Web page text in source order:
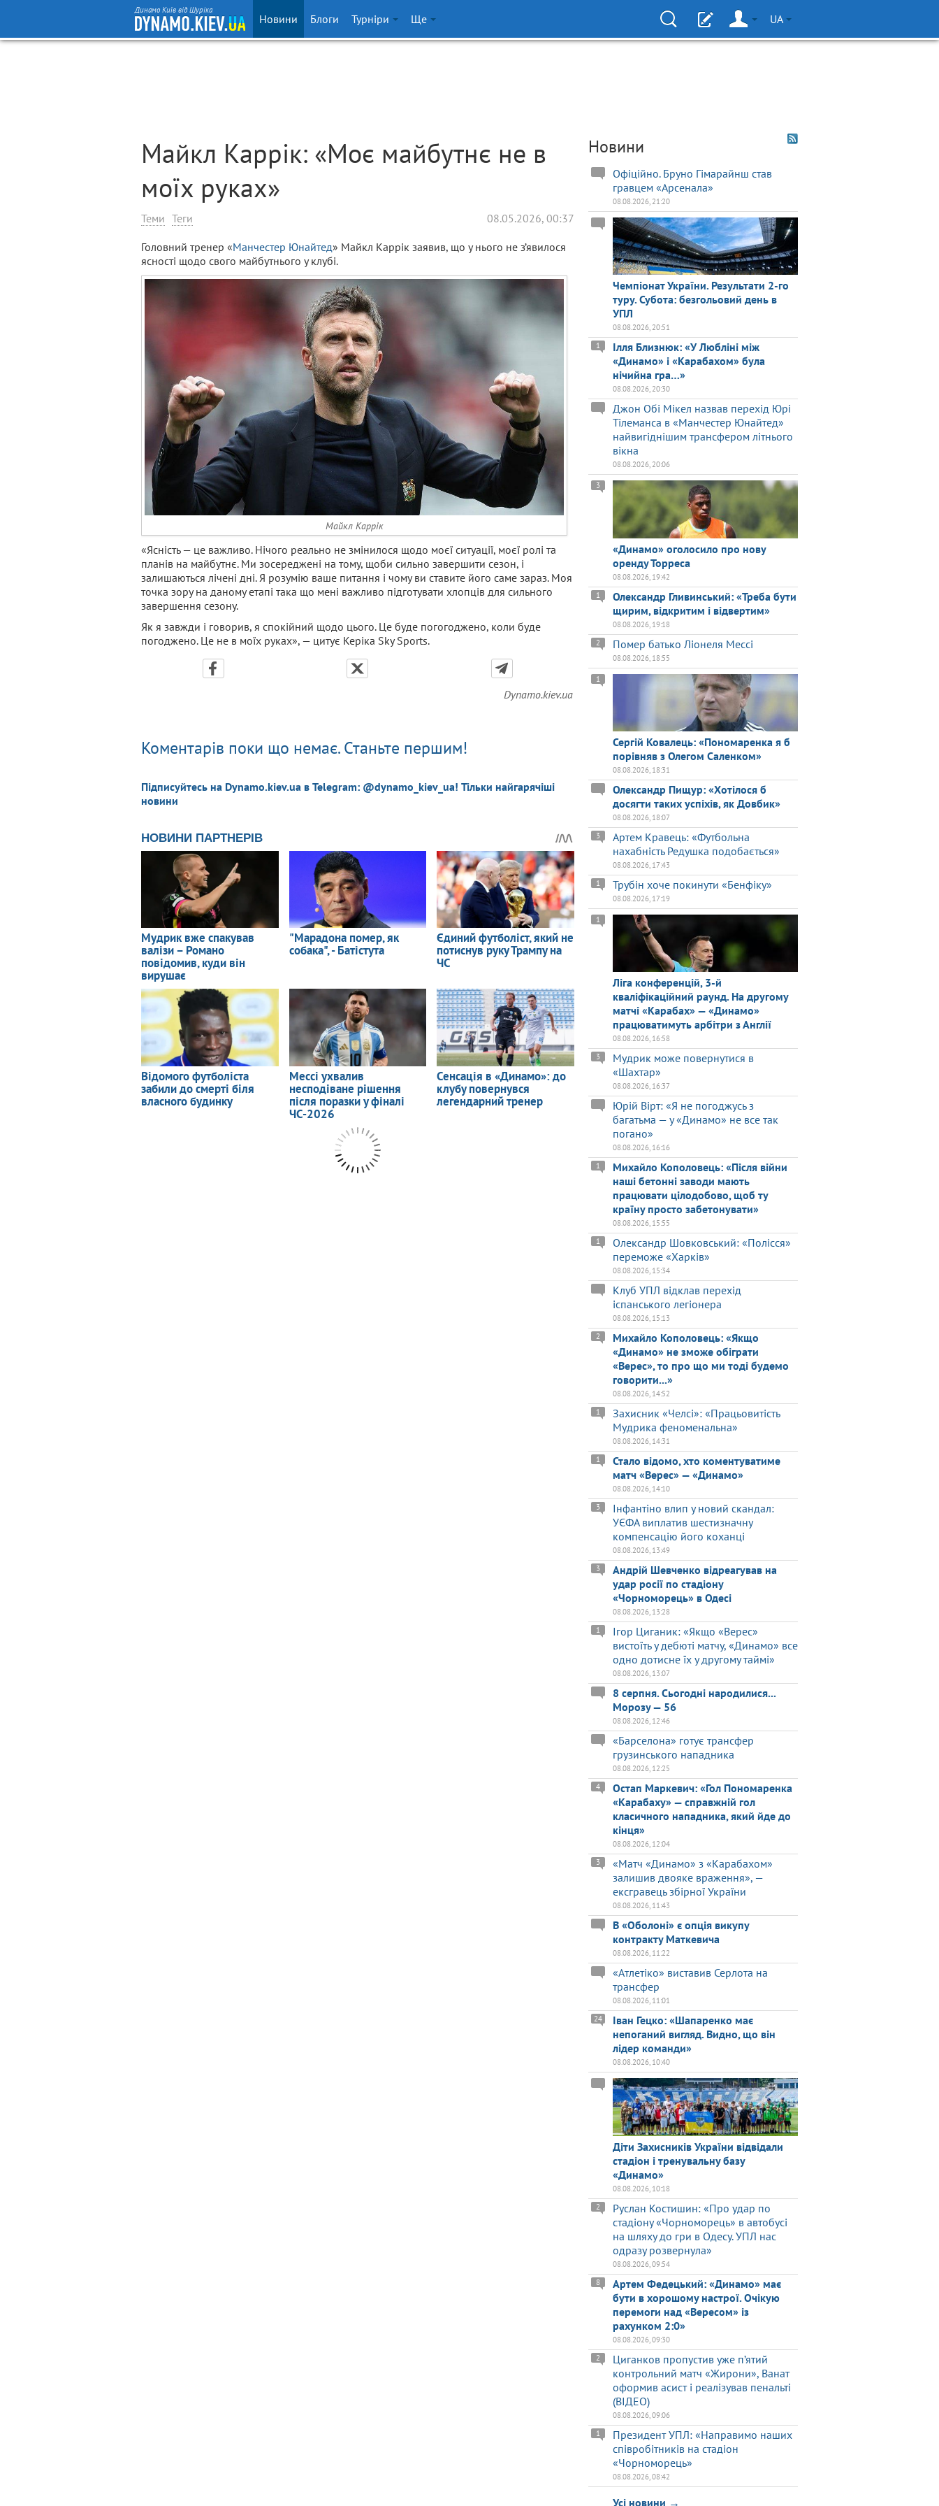
Динамо Київ від Шуріка
Новини Блоги Турніри Ще UA
Майкл Каррік: «Моє майбутнє не в
моїх руках»
Теми Теги 08.05.2026, 00:37
Головний тренер «Манчестер Юнайтед» Майкл Каррік заявив, що у нього не з’явилося
ясності щодо свого майбутнього у клубі.
Майкл Каррік
«Ясність — це важливо. Нічого реально не змінилося щодо моєї ситуації, моєї ролі та
планів на майбутнє. Ми зосереджені на тому, щоби сильно завершити сезон, і
залишаються лічені дні. Я розумію ваше питання і чому ви ставите його саме зараз. Моя
точка зору на даному етапі така що мені важливо підготувати хлопців для сильного
завершення сезону.
Як я завжди і говорив, я спокійний щодо цього. Це буде погогоджено, коли буде
погоджено. Це не в моїх руках», — цитує Керіка Sky Sports.
Dynamo.kiev.ua
Коментарів поки що немає. Станьте першим!
Підписуйтесь на Dynamo.kiev.ua в Telegram: @dynamo_kiev_ua! Тільки найгарячіші
новини
Новини
Офіційно. Бруно Гімарайнш став
гравцем «Арсенала»
08.08.2026, 21:20
Чемпіонат України. Результати 2-го
туру. Субота: безгольовий день в
УПЛ
08.08.2026, 20:51
Ілля Близнюк: «У Любліні між
«Динамо» і «Карабахом» була
нічийна гра…»
1
08.08.2026, 20:30
Джон Обі Мікел назвав перехід Юрі
Тілеманса в «Манчестер Юнайтед»
найвигіднішим трансфером літнього
вікна
08.08.2026, 20:06
«Динамо» оголосило про нову
оренду Торреса
3
08.08.2026, 19:42
Олександр Гливинський: «Треба бути
щирим, відкритим і відвертим»
1
08.08.2026, 19:18
Помер батько Ліонеля Мессі
2
08.08.2026, 18:55
Сергій Ковалець: «Пономаренка я б
порівняв з Олегом Саленком»
1
08.08.2026, 18:31
Олександр Пищур: «Хотілося б
досягти таких успіхів, як Довбик»
08.08.2026, 18:07
Артем Кравець: «Футбольна
нахабність Редушка подобається»
3
08.08.2026, 17:43
Трубін хоче покинути «Бенфіку»
1
08.08.2026, 17:19
Ліга конференцій, 3-й
кваліфікаційний раунд. На другому
матчі «Карабах» — «Динамо»
працюватимуть арбітри з Англії
1
08.08.2026, 16:58
Мудрик може повернутися в
«Шахтар»
3
08.08.2026, 16:37
Юрій Вірт: «Я не погоджусь з
багатьма — у «Динамо» не все так
погано»
08.08.2026, 16:16
Михайло Кополовець: «Після війни
наші бетонні заводи мають
працювати цілодобово, щоб ту
країну просто забетонувати»
1
08.08.2026, 15:55
Олександр Шовковський: «Полісся»
переможе «Харків»
1
08.08.2026, 15:34
Клуб УПЛ відклав перехід
іспанського легіонера
08.08.2026, 15:13
Михайло Кополовець: «Якщо
«Динамо» не зможе обіграти
«Верес», то про що ми тоді будемо
говорити...»
2
08.08.2026, 14:52
Захисник «Челсі»: «Працьовитість
Мудрика феноменальна»
1
08.08.2026, 14:31
Стало відомо, хто коментуватиме
матч «Верес» — «Динамо»
1
08.08.2026, 14:10
Інфантіно влип у новий скандал:
УЄФА виплатив шестизначну
компенсацію його коханці
3
08.08.2026, 13:49
Андрій Шевченко відреагував на
удар росії по стадіону
«Чорноморець» в Одесі
3
08.08.2026, 13:28
Ігор Циганик: «Якщо «Верес»
вистоїть у дебюті матчу, «Динамо» все
одно дотисне їх у другому таймі»
1
08.08.2026, 13:07
8 серпня. Сьогодні народилися...
Морозу — 56
08.08.2026, 12:46
«Барселона» готує трансфер
грузинського нападника
08.08.2026, 12:25
Остап Маркевич: «Гол Пономаренка
«Карабаху» — справжній гол
класичного нападника, який йде до
кінця»
4
08.08.2026, 12:04
«Матч «Динамо» з «Карабахом»
залишив двояке враження», —
ексгравець збірної України
3
08.08.2026, 11:43
В «Оболоні» є опція викупу
контракту Маткевича
08.08.2026, 11:22
«Атлетіко» виставив Серлота на
трансфер
08.08.2026, 11:01
Іван Гецко: «Шапаренко має
непоганий вигляд. Видно, що він
лідер команди»
24
08.08.2026, 10:40
Діти Захисників України відвідали
стадіон і тренувальну базу
«Динамо»
08.08.2026, 10:18
Руслан Костишин: «Про удар по
стадіону «Чорноморець» в автобусі
на шляху до гри в Одесу. УПЛ нас
одразу розвернула»
2
08.08.2026, 09:54
Артем Федецький: «Динамо» має
бути в хорошому настрої. Очікую
перемоги над «Вересом» із
рахунком 2:0»
8
08.08.2026, 09:30
Циганков пропустив уже п’ятий
контрольний матч «Жирони», Ванат
оформив асист і реалізував пенальті
(ВІДЕО)
2
08.08.2026, 09:06
Президент УПЛ: «Направимо наших
співробітників на стадіон
«Чорноморець»
1
08.08.2026, 08:42
Усі новини →